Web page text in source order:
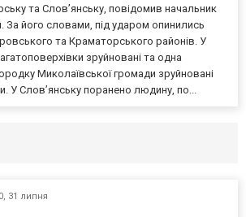
та Слов’янську, повідомив начальник
його словами, під ударом опинились
та Краматорського районів. У
зруйновані та одна
Миколаївської громади зруйновані
У Слов’янську поранено людину, по...
31 липня